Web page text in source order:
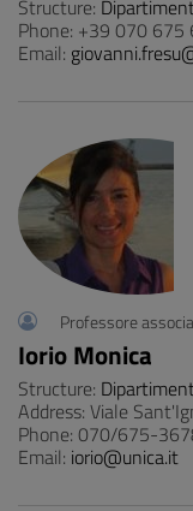
Structure:
Phone: +39 070 675
Email:
Professore
Iorio Monica
Structure:
Address: Viale
Phone: 070/675-
Email: iorio@unica.it